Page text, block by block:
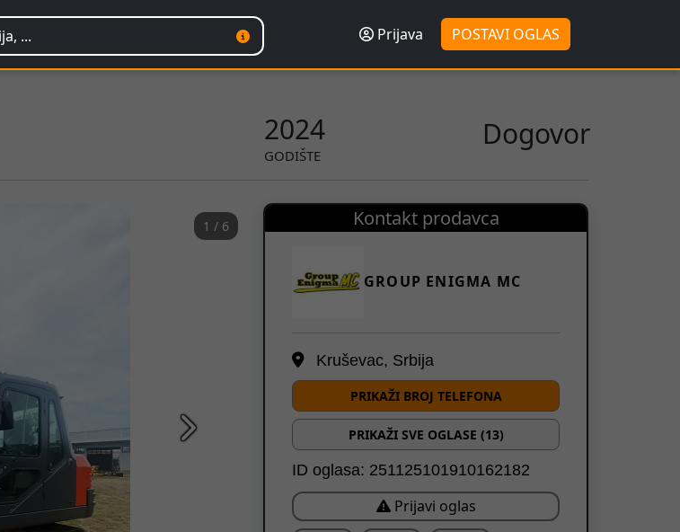
Prijava POSTAVI OGLAS
2024
GODIŠTE
Dogovor
1 / 6
Sledeća
Kontakt prodavca
GROUP ENIGMA MC
Kruševac, Srbija
PRIKAŽI BROJ TELEFONA
PRIKAŽI SVE OGLASE (13)
ID oglasa: 251125101910162182
Prijavi oglas